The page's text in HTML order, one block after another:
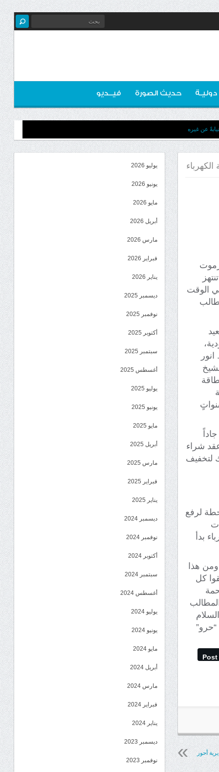
دوليـة حديث الصورة فيــديو
عن غيره
الوقت
شراء
لتخفيف
لرفع
بدأ
هذا
كل
Post
أحور
يوليو 2026
يونيو 2026
مايو 2026
أبريل 2026
مارس 2026
فبراير 2026
يناير 2026
ديسمبر 2025
نوفمبر 2025
أكتوبر 2025
سبتمبر 2025
أغسطس 2025
يوليو 2025
يونيو 2025
مايو 2025
أبريل 2025
مارس 2025
فبراير 2025
يناير 2025
ديسمبر 2024
نوفمبر 2024
أكتوبر 2024
سبتمبر 2024
أغسطس 2024
يوليو 2024
يونيو 2024
مايو 2024
أبريل 2024
مارس 2024
فبراير 2024
يناير 2024
ديسمبر 2023
نوفمبر 2023